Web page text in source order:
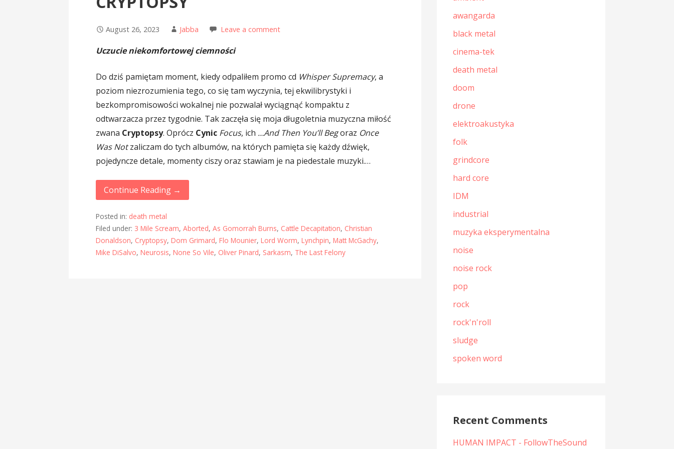
August 26, 2023 Jabba Leave a comment
Uczucie niekomfortowej ciemności
Do dziś pamiętam moment, kiedy odpaliłem promo cd Whisper Supremacy, a
poziom niezrozumienia tego, co się tam wyczynia, tej ekwilibrystyki i
bezkompromisowości wokalnej nie pozwalał wyciągnąć kompaktu z
odtwarzacza przez tygodnie. Tak zaczęła się moja długoletnia muzyczna miłość
zwana Cryptopsy. Oprócz Cynic Focus, ich …And Then You’ll Begoraz Once
Was Notzaliczam do tych albumów, na których pamięta się każdy dźwięk,
pojedyncze detale, momenty ciszy oraz stawiam je na piedestale muzyki.…
Continue Reading →
Posted in: death metal
Filed under: 3 Mile Scream,Aborted,As Gomorrah Burns, Cattle Decapitation, Christian
Donaldson, Cryptopsy,Dom Grimard,Flo Mounier,Lord Worm,Lynchpin,Matt McGachy,
Mike DiSalvo,Neurosis,None So Vile, Oliver Pinard, Sarkasm, The Last Felony
awangarda
black metal
cinema-tek
death metal
doom
drone
elektroakustyka
folk
grindcore
hard core
IDM
industrial
muzyka eksperymentalna
noise
noise rock
pop
rock
rock'n'roll
sludge
spoken word
Recent Comments
HUMAN IMPACT - FollowTheSound